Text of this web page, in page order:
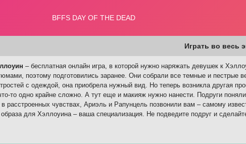
Играть во весь
– бесплатная онлайн игра, в которой нужно наряжать девушек к
поэтому подготовились заранее. Они собрали все темные и пестрые
с одеждой, она приобрела нужный вид. Но теперь возникла другая
то одно крайне сложно. А тут еще и макияж нужно нанести. Подруги
расстроенных чувствах, Ариэль и Рапунцель позвонили вам – самому
для Хэллоуина – ваша специализация. Не подведите подруг и